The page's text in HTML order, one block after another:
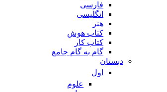
فارسی
انگلیسی
هنر
کتاب هوش
کتاب کار
گام به گام جامع
دبستان
اول
علوم